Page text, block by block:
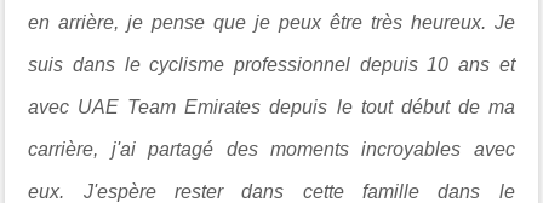
en arrière, je pense que je peux être très heureux. Je
suis dans le cyclisme professionnel depuis 10 ans et
avec UAE Team Emirates depuis le tout début de ma
carrière, j'ai partagé des moments incroyables avec
eux. J'espère rester dans cette famille dans le